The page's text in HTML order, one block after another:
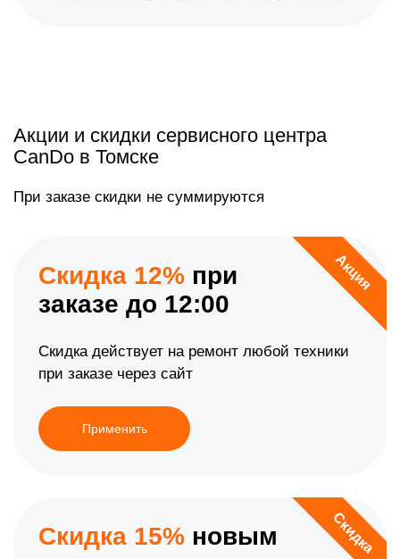
Акции и скидки сервисного центра
CanDo в Томске
При заказе скидки не суммируются
Акция
Скидка 12% при
заказе до 12:00
Скидка действует на ремонт любой техники
при заказе через сайт
Применить
Скидка
Скидка 15% новым